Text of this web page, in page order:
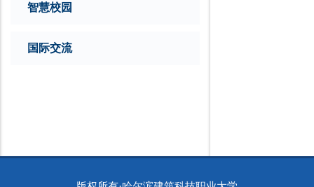
智慧校园
国际交流